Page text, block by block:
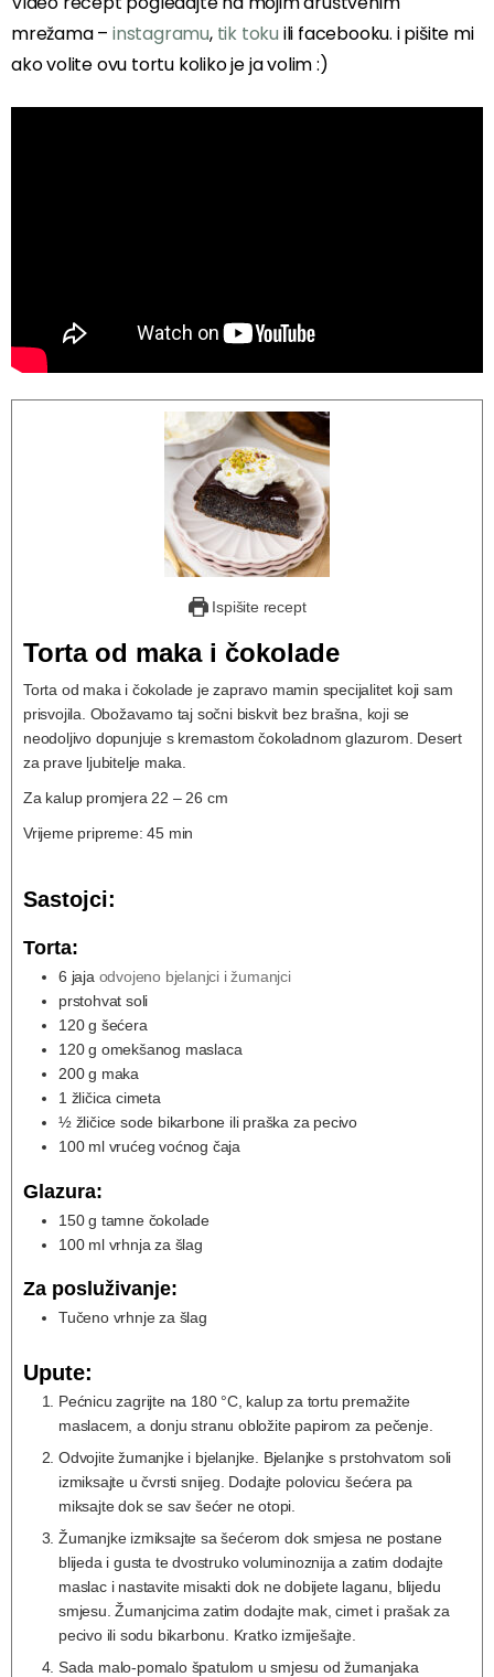
mrežama – instagramu, tik toku ili facebooku. i pišite mi
ako volite ovu tortu koliko je ja volim :)
Ispišite recept
Torta od maka i čokolade
Torta od maka i čokolade je zapravo mamin specijalitet koji sam
prisvojila. Obožavamo taj sočni biskvit bez brašna, koji se
neodoljivo dopunjuje s kremastom čokoladnom glazurom. Desert
za prave ljubitelje maka.
Za kalup promjera 22 – 26 cm
Vrijeme pripreme: 45 min
Sastojci:
Torta:
6 jaja odvojeno bjelanjci i žumanjci
prstohvat soli
120 g šećera
120 g omekšanog maslaca
200 g maka
1 žličica cimeta
½ žličice sode bikarbone ili praška za pecivo
100 ml vrućeg voćnog čaja
Glazura:
150 g tamne čokolade
100 ml vrhnja za šlag
Za posluživanje:
Tučeno vrhnje za šlag
Upute:
Pećnicu zagrijte na 180 °C, kalup za tortu premažite
maslacem, a donju stranu obložite papirom za pečenje.
Odvojite žumanjke i bjelanjke. Bjelanjke s prstohvatom soli
izmiksajte u čvrsti snijeg. Dodajte polovicu šećera pa
miksajte dok se sav šećer ne otopi.
Žumanjke izmiksajte sa šećerom dok smjesa ne postane
blijeda i gusta te dvostruko voluminoznija a zatim dodajte
maslac i nastavite misakti dok ne dobijete laganu, blijedu
smjesu. Žumanjcima zatim dodajte mak, cimet i prašak za
pecivo ili sodu bikarbonu. Kratko izmiješajte.
Sada malo-pomalo špatulom u smjesu od žumanjaka